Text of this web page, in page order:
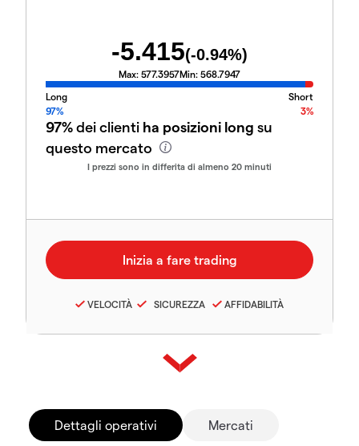
-5.415(-0.94%)
Max: 577.3957Min: 568.7947
Long
Short
97%
3%
97%dei clienti ha posizioni long su
questo mercato
I prezzi sono in differita di almeno 20 minuti
VELOCITÀ SICUREZZA AFFIDABILITÀ
Dettagli operativi Mercati